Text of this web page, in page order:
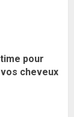
pour
cheveux